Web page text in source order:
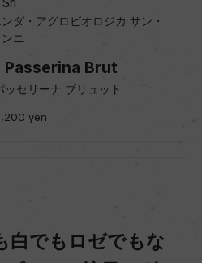
ダ・アグロビオロジカ サン・
ニ
Passerina Brut
ッセリーナ ブリュット
yen
白でもロゼでもな